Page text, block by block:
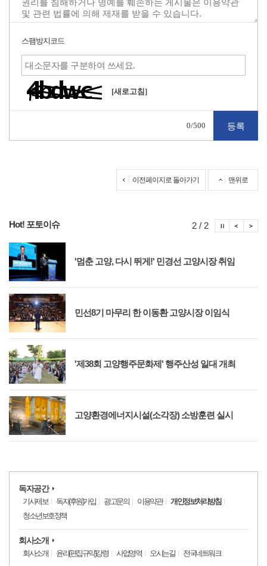
스팸방지코드
[새로고침]
0/500
이전페이지로 돌아가기 맨위로
Hot! 포토이슈
'멈춘 고양, 다시 뛰게!' 민경선 고양시장 취임
민선8기 마무리 한 이동환 고양시장 이임식
'제38회 고양행주문화제' 행주산성 일대 개최
고양환경에너지시설(소각장) 소방훈련 실시
2 / 2 포
포토이
독자공간
기사제보 독자(후원)가입 광고문의 이용약관
개인정보처리방침
청소년보호정책
회사소개
회사소개 윤리(편집규약)강령 사업영역 오시는길 전국네트워크